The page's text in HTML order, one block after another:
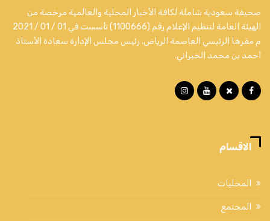
صحيفة سعودية شاملة لكافة الأخبار المحلية والعالمية مرخصة من
الهيئة العامة لتنظيم الإعلام رقم (1100666) تأسست في 01 / 01 / 2021
م مقرها الرئيسي العاصمة الرياض. رئيس مجلس الإدارة سعادة الأستاذ
أحمد بن محمد الخبراني.
الاقسام
المحليات
المجتمع